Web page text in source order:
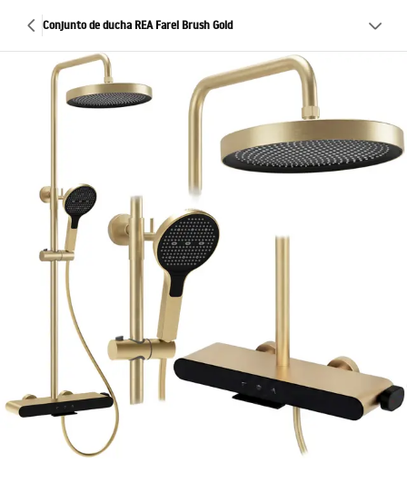
Conjunto de ducha REA Farel Brush Gold